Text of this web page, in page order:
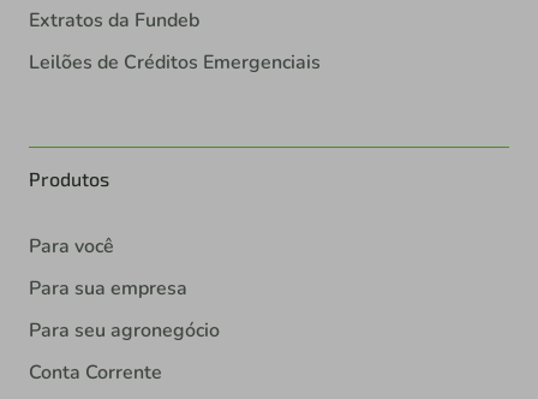
Extratos da Fundeb
Leilões de Créditos Emergenciais
Produtos
Para você
Para sua empresa
Para seu agronegócio
Conta Corrente